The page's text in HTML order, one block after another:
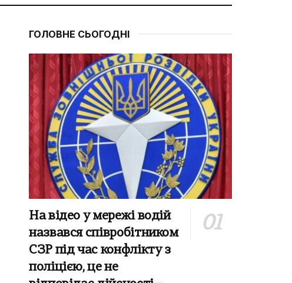
ГОЛОВНЕ СЬОГОДНІ
На відео у мережі водій
назвався співробітником
СЗР під час конфлікту з
поліцією, це не